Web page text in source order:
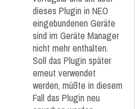
dieses Plugin in NEO
eingebundenen Geräte
sind im Geräte Manager
nicht mehr enthalten.
Soll das Plugin später
erneut verwendet
werden, müßte in diesem
Fall das Plugin neu